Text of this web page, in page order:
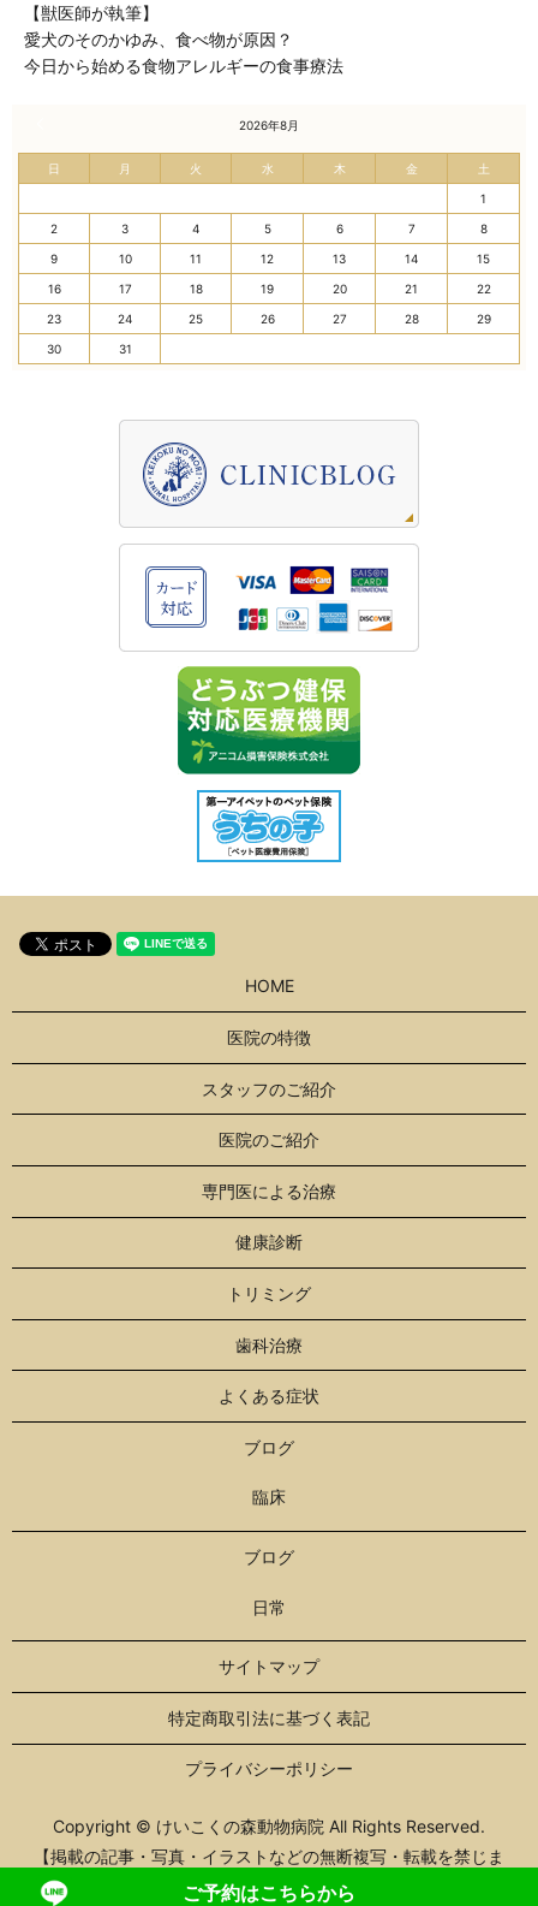
【獣医師が執筆】
愛犬のそのかゆみ、食べ物が原因？
今日から始める食物アレルギーの食事療法
2026年8月
日 月 火 水 木 金 土
1
2 3 4 5 6 7 8
9 10 11 12 13 14 15
16 17 18 19 20 21 22
23 24 25 26 27 28 29
30 31
ご予約はこちらから
HOME
医院の特徴
スタッフのご紹介
医院のご紹介
専門医による治療
健康診断
トリミング
歯科治療
よくある症状
ブログ
臨床
ブログ
日常
サイトマップ
特定商取引法に基づく表記
プライバシーポリシー
Copyright © けいこくの森動物病院 All Rights Reserved.
【掲載の記事・写真・イラストなどの無断複写・転載を禁じま
す】